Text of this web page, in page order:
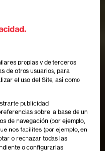
propias y de terceros
de otros usuarios, para
el uso del Site, así como
publicidad
sobre la base de un
de navegación (por ejemplo,
nos facilites (por ejemplo, en
o rechazar todas las
o configurarlas